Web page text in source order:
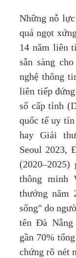
Những nỗ
quả ngọt
14 năm liên
sẵn sàng
nghệ thông
liên tiếp đứng
số cấp tỉnh
quốc tế uy
hay Giải
Seoul 2023,
thông minh
thưởng năm
sống" do
tên Đà
gần 70%
chứng rõ nét